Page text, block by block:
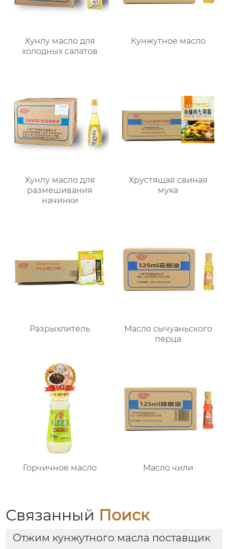
Хунлу масло для
холодных салатов
Кунжутное масло
Хунлу масло для
размешивания
начинки
Хрустящая свиная
мука
Разрыхлитель
Масло сычуаньского
перца
Горчичное масло Масло чили
Связанный Поиск
Отжим кунжутного масла поставщик